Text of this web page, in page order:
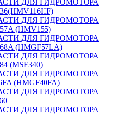
ДЛЯ ГИДРОМОТОРА
ДЛЯ ГИДРОМОТОРА
(HMV155)
ДЛЯ ГИДРОМОТОРА
(HMGF57LA)
ДЛЯ ГИДРОМОТОРА
(MSF340)
ДЛЯ ГИДРОМОТОРА
(HMGF40FA)
ДЛЯ ГИДРОМОТОРА
ДЛЯ ГИДРОМОТОРА